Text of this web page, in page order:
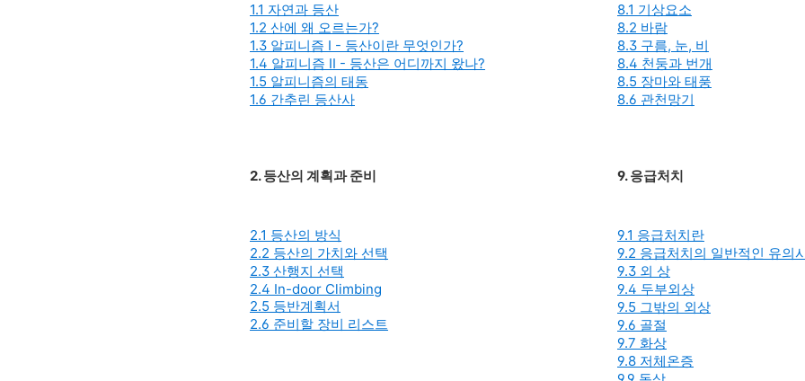
1.1 자연과 등산
1.2 산에 왜 오르는가?
1.3 알피니즘 I - 등산이란 무엇인가?
1.4 알피니즘 II - 등산은 어디까지 왔나?
1.5 알피니즘의 태동
1.6 간추린 등산사
2. 등산의 계획과 준비
2.1 등산의 방식
2.2 등산의 가치와 선택
2.3 산행지 선택
2.4 In-door Climbing
2.5 등반계획서
2.6 준비할 장비 리스트
8.1 기상요소
8.2 바람
8.3 구름, 눈, 비
8.4 천둥과 번개
8.5 장마와 태풍
8.6 관천망기
9. 응급처치
9.1 응급처치란
9.2 응급처치의 일반적인 유의
9.3 외 상
9.4 두부외상
9.5 그밖의 외상
9.6 골절
9.7 화상
9.8 저체온증